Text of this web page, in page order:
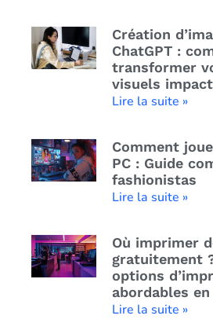
Création
ChatGPT :
transformer
visuels
Lire la suite »
Comment
PC : Guide
fashionistas
Lire la suite »
Où imprimer
gratuitement
options
abordables
Lire la suite »